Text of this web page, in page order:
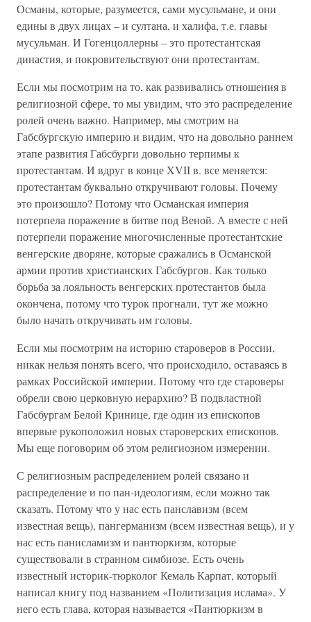
Османы, которые, разумеется, сами мусульмане, и они
едины в двух лицах – и султана, и халифа, т.е. главы
мусульман. И Гогенцоллерны – это протестантская
династия, и покровительствуют они протестантам.
Если мы посмотрим на то, как развивались отношения в
религиозной сфере, то мы увидим, что это распределение
ролей очень важно. Например, мы смотрим на
Габсбургскую империю и видим, что на довольно раннем
этапе развития Габсбурги довольно терпимы к
протестантам. И вдруг в конце XVII в. все меняется:
протестантам буквально откручивают головы. Почему
это произошло? Потому что Османская империя
потерпела поражение в битве под Веной. А вместе с ней
потерпели поражение многочисленные протестантские
венгерские дворяне, которые сражались в Османской
армии против христианских Габсбургов. Как только
борьба за лояльность венгерских протестантов была
окончена, потому что турок прогнали, тут же можно
было начать откручивать им головы.
Если мы посмотрим на историю староверов в России,
никак нельзя понять всего, что происходило, оставаясь в
рамках Российской империи. Потому что где староверы
обрели свою церковную иерархию? В подвластной
Габсбургам Белой Кринице, где один из епископов
впервые рукоположил новых староверских епископов.
Мы еще поговорим об этом религиозном измерении.
С религиозным распределением ролей связано и
распределение и по пан-идеологиям, если можно так
сказать. Потому что у нас есть панславизм (всем
известная вещь), пангерманизм (всем известная вещь), и у
нас есть панисламизм и пантюркизм, которые
существовали в странном симбиозе. Есть очень
известный историк-тюрколог Кемаль Карпат, который
написал книгу под названием «Политизация ислама». У
него есть глава, которая называется «Пантюркизм в